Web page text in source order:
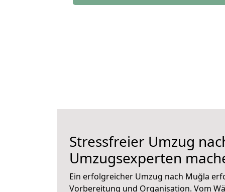
Stressfreier Umzug
Umzugsexperten
Ein erfolgreicher Umzug nach Muğla
Vorbereitung und Organisation. Vom